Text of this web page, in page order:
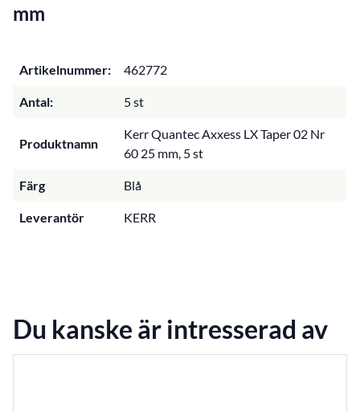
mm
Artikelnummer: 462772
Antal: 5 st
Produktnamn
Kerr Quantec Axxess LX Taper 02 Nr
60 25 mm, 5 st
Färg Blå
Leverantör KERR
Du kanske är intresserad av